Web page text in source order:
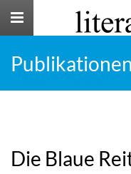
Toggle
Publikationen
Die Blaue